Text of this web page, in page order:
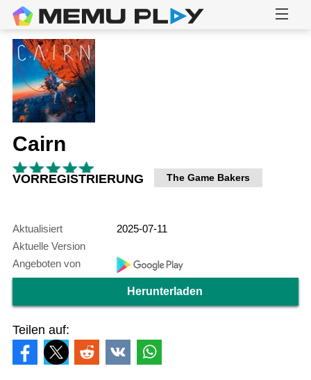
Cairn
VORREGISTRIERUNG The Game Bakers
Aktualisiert
2025-07-11
Aktuelle Version
Angeboten von
Herunterladen
Teilen auf: